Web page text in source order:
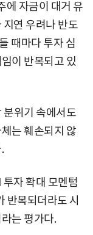
에 자금이 대거 유
연 우려나 반도
때마다 투자 심
이 반복되고 있
분위기 속에서도
는 훼손되지 않
자 확대 모멘텀
반복되더라도 시
는 평가다.